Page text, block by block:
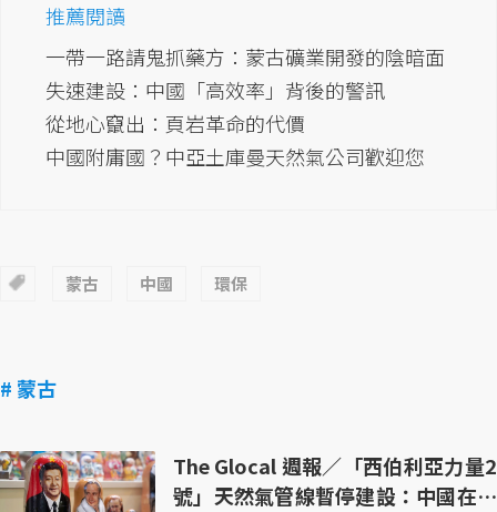
推薦閱讀
一帶一路請鬼抓藥方：蒙古礦業開發的陰暗面
失速建設：中國「高效率」背後的警訊
從地心竄出：頁岩革命的代價
中國附庸國？中亞土庫曼天然氣公司歡迎您
蒙古 中國 環保
# 蒙古
The Glocal 週報／「西伯利亞力量2
號」天然氣管線暫停建設：中國在歐